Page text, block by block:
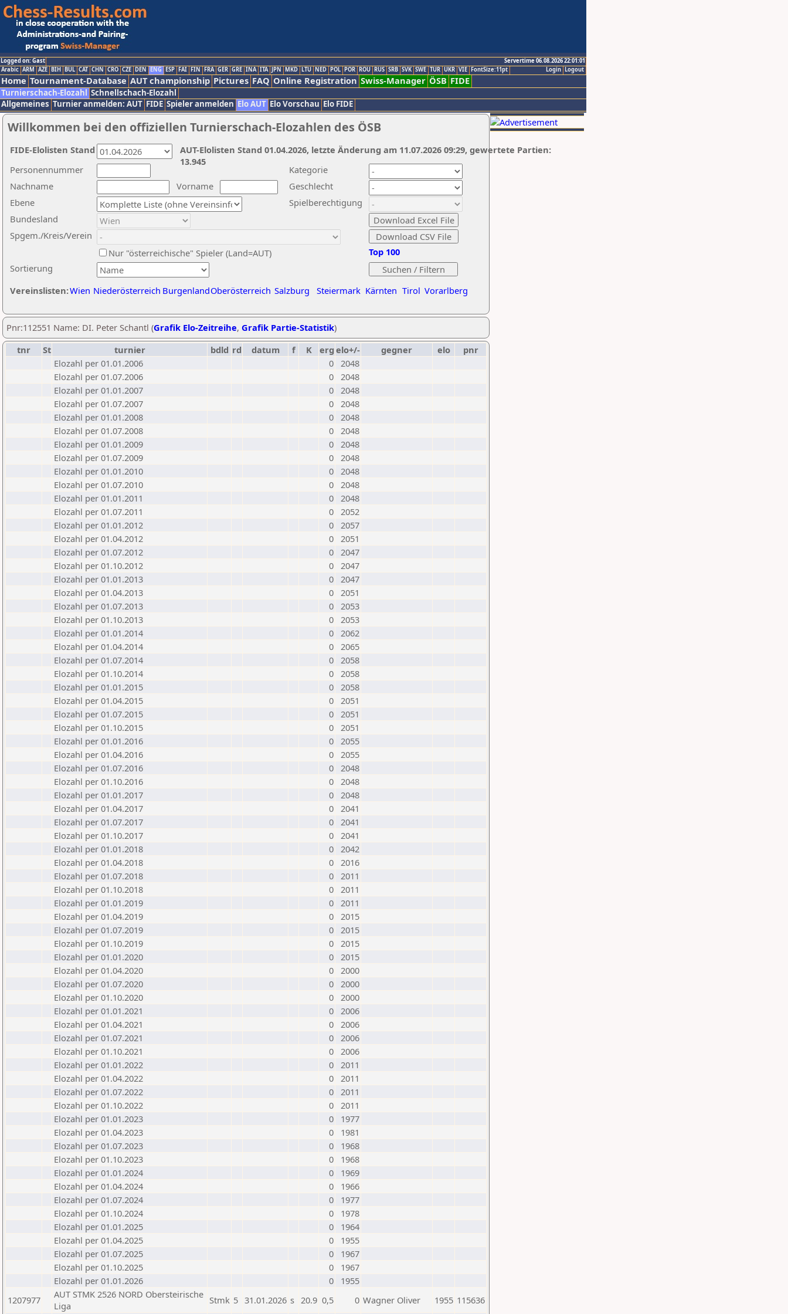
Logged on: Gast
Servertime 06.08.2026 22:01:01
Logout
Login
Arabic ARM AZE BIH BUL CAT CHN CRO CZE DEN ENG ESP FAI FIN FRA GER GRE INA ITA JPN MKD LTU NED POL POR ROU RUS SRB SVK SWE TUR UKR VIE FontSize:11pt
Home Tournament-Database AUT championship Pictures FAQ Online Registration Swiss-Manager ÖSB FIDE
Turnierschach-Elozahl Schnellschach-Elozahl
Allgemeines Turnier anmelden: AUT FIDE Spieler anmelden Elo AUT Elo Vorschau Elo FIDE
Willkommen bei den offiziellen Turnierschach-Elozahlen des ÖSB
Nachname
Vorname
Ebene
Kategorie
Sortierung
Personennummer
Bundesland
Spgem./Kreis/Verein
Geschlecht
Nur "österreichische" Spieler (Land=AUT)
Spielberechtigung
Vereinslisten:Wien Niederösterreich BurgenlandOberösterreich Salzburg Steiermark Kärnten Tirol Vorarlberg
Top 100
AUT-Elolisten Stand 01.04.2026, letzte Änderung am 11.07.2026 09:29, gewertete Partien:
13.945
FIDE-Elolisten Stand
Pnr:112551 Name: DI. Peter Schantl (Grafik Elo-Zeitreihe, Grafik Partie-Statistik)
tnr
St turnier bdld rd datum f K erg elo+/- gegner elo
pnr
Elozahl per 01.01.2006
0 2048
Elozahl per 01.07.2006
0 2048
Elozahl per 01.01.2007
0 2048
Elozahl per 01.07.2007
0 2048
Elozahl per 01.01.2008
0 2048
Elozahl per 01.07.2008
0 2048
Elozahl per 01.01.2009
0 2048
Elozahl per 01.07.2009
0 2048
Elozahl per 01.01.2010
0 2048
Elozahl per 01.07.2010
0 2048
Elozahl per 01.01.2011
0 2048
Elozahl per 01.07.2011
0 2052
Elozahl per 01.01.2012
0 2057
Elozahl per 01.04.2012
0 2051
Elozahl per 01.07.2012
0 2047
Elozahl per 01.10.2012
0 2047
Elozahl per 01.01.2013
0 2047
Elozahl per 01.04.2013
0 2051
Elozahl per 01.07.2013
0 2053
Elozahl per 01.10.2013
0 2053
Elozahl per 01.01.2014
0 2062
Elozahl per 01.04.2014
0 2065
Elozahl per 01.07.2014
0 2058
Elozahl per 01.10.2014
0 2058
Elozahl per 01.01.2015
0 2058
Elozahl per 01.04.2015
0 2051
Elozahl per 01.07.2015
0 2051
Elozahl per 01.10.2015
0 2051
Elozahl per 01.01.2016
0 2055
Elozahl per 01.04.2016
0 2055
Elozahl per 01.07.2016
0 2048
Elozahl per 01.10.2016
0 2048
Elozahl per 01.01.2017
0 2048
Elozahl per 01.04.2017
0 2041
Elozahl per 01.07.2017
0 2041
Elozahl per 01.10.2017
0 2041
Elozahl per 01.01.2018
0 2042
Elozahl per 01.04.2018
0 2016
Elozahl per 01.07.2018
0 2011
Elozahl per 01.10.2018
0 2011
Elozahl per 01.01.2019
0 2011
Elozahl per 01.04.2019
0 2015
Elozahl per 01.07.2019
0 2015
Elozahl per 01.10.2019
0 2015
Elozahl per 01.01.2020
0 2015
Elozahl per 01.04.2020
0 2000
Elozahl per 01.07.2020
0 2000
Elozahl per 01.10.2020
0 2000
Elozahl per 01.01.2021
0 2006
Elozahl per 01.04.2021
0 2006
Elozahl per 01.07.2021
0 2006
Elozahl per 01.10.2021
0 2006
Elozahl per 01.01.2022
0 2011
Elozahl per 01.04.2022
0 2011
Elozahl per 01.07.2022
0 2011
Elozahl per 01.10.2022
0 2011
Elozahl per 01.01.2023
0
1977
Elozahl per 01.04.2023
0
1981
Elozahl per 01.07.2023
0
1968
Elozahl per 01.10.2023
0
1968
Elozahl per 01.01.2024
0
1969
Elozahl per 01.04.2024
0
1966
Elozahl per 01.07.2024
0
1977
Elozahl per 01.10.2024
0
1978
Elozahl per 01.01.2025
0
1964
Elozahl per 01.04.2025
0
1955
Elozahl per 01.07.2025
0
1967
Elozahl per 01.10.2025
0
1967
Elozahl per 01.01.2026
0
1955
1207977
AUT STMK 2526 NORD Obersteirische
Liga
Stmk 5 31.01.2026 s 20.9 0,5 0 Wagner Oliver 1955 115636